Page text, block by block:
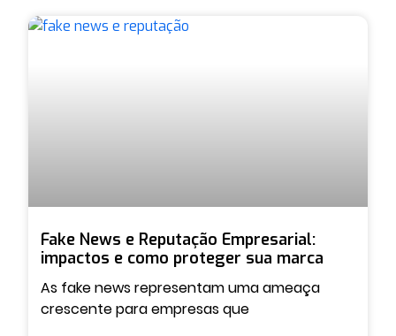
Fake News e Reputação Empresarial:
impactos e como proteger sua marca
As fake news representam uma ameaça
crescente para empresas que